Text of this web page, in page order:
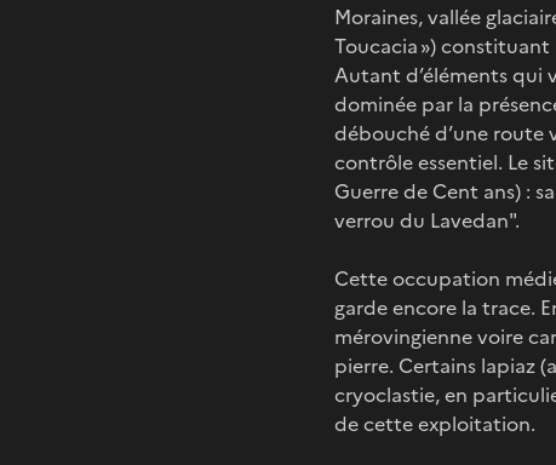
Moraines, vallée
Toucacia »)
Autant d’éléments qui
dominée par la
débouché d’une route
contrôle essentiel. Le
Guerre de Cent ans) :
verrou du Lavedan".
Cette occupation
garde encore la trace.
mérovingienne voire
pierre. Certains lapiaz
cryoclastie, en
de cette exploitation.